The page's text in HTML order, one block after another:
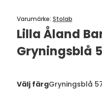
Lilla Åland
Gryningsblå
Varumärke: Stolab
Välj färgGryningsblå